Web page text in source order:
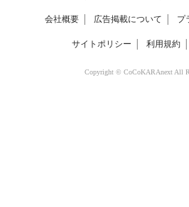
会社概要 広告掲載について プ
サイトポリシー 利用規約
Copyright © CoCoKARAnext All